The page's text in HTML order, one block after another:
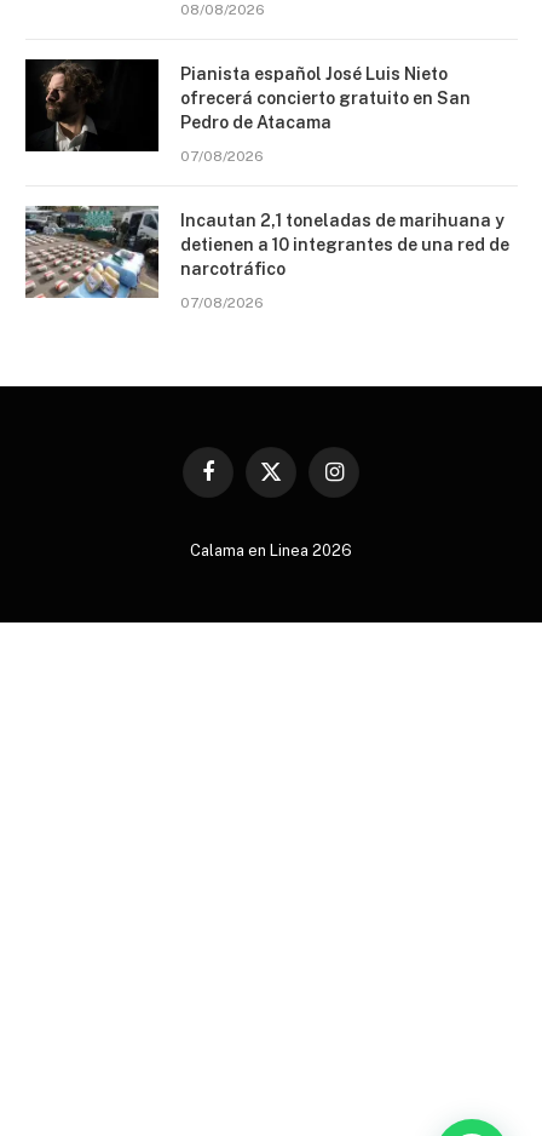
08/08/2026
Pianista español José Luis Nieto
ofrecerá concierto gratuito en San
Pedro de Atacama
07/08/2026
Incautan 2,1 toneladas de marihuana y
detienen a 10 integrantes de una red de
narcotráfico
07/08/2026
Facebook
X
Instagram
Calama en Linea 2026